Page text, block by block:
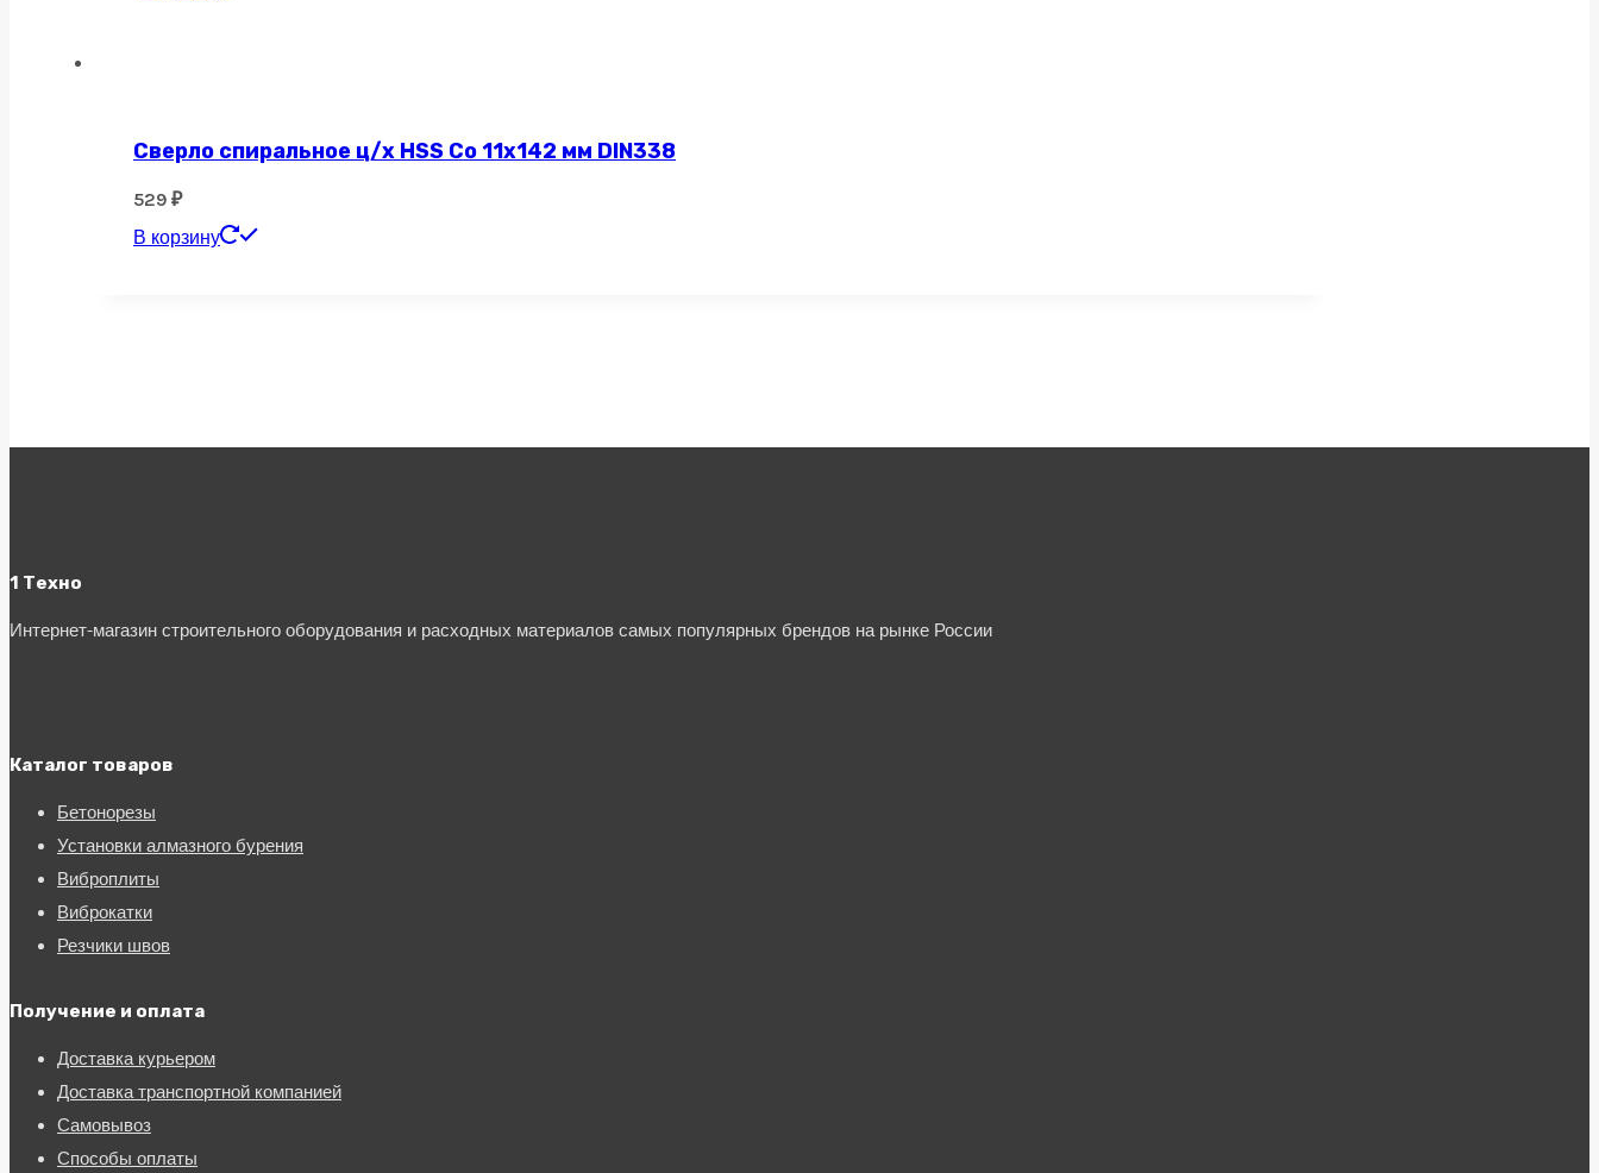
Сверло спиральное ц/х HSS Co 11х142 мм DIN338
529 ₽
В корзину
1 Техно
Интернет-магазин строительного оборудования и расходных материалов самых популярных брендов на рынке России
Каталог товаров
Бетонорезы
Установки алмазного бурения
Виброплиты
Виброкатки
Резчики швов
Получение и оплата
Доставка курьером
Доставка транспортной компанией
Самовывоз
Способы оплаты